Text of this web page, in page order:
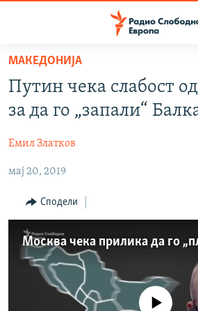
Оди
содржината
Оди
главната
Премини
СВЕТ
ВЕСТИ
ШТО ТРЕБА ДА ЗНАЕТЕ
ПРИЈАВИ СЕ ЗА ЊУЗЛЕТЕР
СЛЕДЕТЕ НЕ
МАКЕДОНИЈА
Путин чека слабост
за да го „запали“
Емил Златков
мај 20, 2019
Сподели
No media source